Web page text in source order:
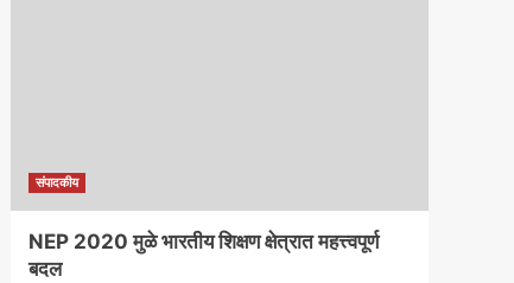
संपादकीय
NEP 2020 मुळे भारतीय शिक्षण क्षेत्रात महत्त्वपूर्ण
बदल